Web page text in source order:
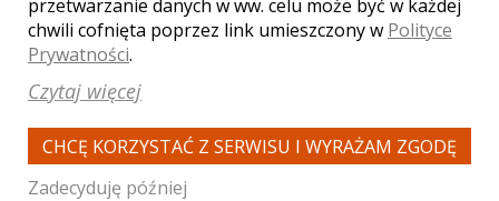
Sprzęt
Filmy realizowane są kamerami Sony Sony
Z5.Sony PXW-150,SONY S5
Zapewniamy najwyższą jakość obrazu i
dźwięku. Zapraszamy!
przetwarzanie danych w ww. celu może być w każdej
chwili cofnięta poprzez link umieszczony w Polityce
Prywatności.
Czytaj więcej
CHCĘ KORZYSTAĆ Z SERWISU I WYRAŻAM ZGODĘ
Zadecyduję później